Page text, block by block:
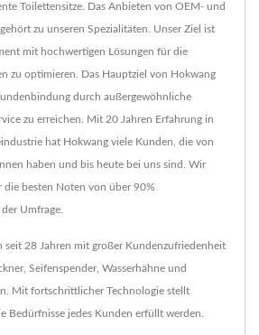
Toilettensitze. Das Anbieten von OEM- und
zu unseren Spezialitäten. Unser Ziel ist
mit hochwertigen Lösungen für die
zu optimieren. Das Hauptziel von Hokwang
durch außergewöhnliche
zu erreichen. Mit 20 Jahren Erfahrung in
hat Hokwang viele Kunden, die von
haben und bis heute bei uns sind. Wir
die besten Noten von über 90%
Umfrage.
seit 28 Jahren mit großer Kundenzufriedenheit
Seifenspender, Wasserhähne und
Mit fortschrittlicher Technologie stellt
Bedürfnisse jedes Kunden erfüllt werden.